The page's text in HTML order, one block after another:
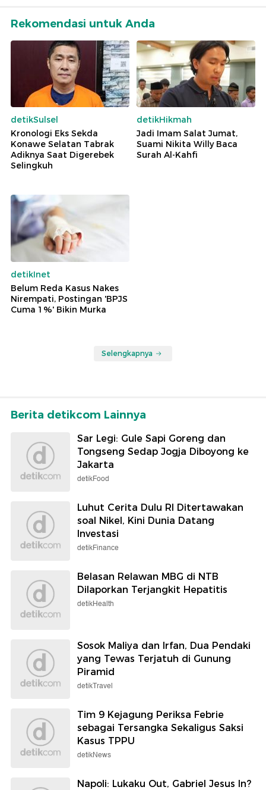
Rekomendasi untuk Anda
detikSulsel
Kronologi Eks Sekda
Konawe Selatan Tabrak
Adiknya Saat Digerebek
Selingkuh
detikHikmah
Jadi Imam Salat Jumat,
Suami Nikita Willy Baca
Surah Al-Kahfi
detikInet
Belum Reda Kasus Nakes
Nirempati, Postingan 'BPJS
Cuma 1%' Bikin Murka
Selengkapnya
Berita detikcom Lainnya
Sar Legi: Gule Sapi Goreng dan
Tongseng Sedap Jogja Diboyong ke
Jakarta
detikFood
Luhut Cerita Dulu RI Ditertawakan
soal Nikel, Kini Dunia Datang
Investasi
detikFinance
Belasan Relawan MBG di NTB
Dilaporkan Terjangkit Hepatitis
detikHealth
Sosok Maliya dan Irfan, Dua Pendaki
yang Tewas Terjatuh di Gunung
Piramid
detikTravel
Tim 9 Kejagung Periksa Febrie
sebagai Tersangka Sekaligus Saksi
Kasus TPPU
detikNews
Napoli: Lukaku Out, Gabriel Jesus In?